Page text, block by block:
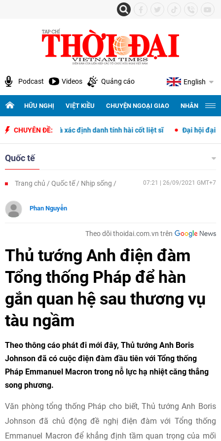
Podcast Videos Quảng cáo English
HỮU NGHỊ VIỆT KIỀU CHUYỆN NGOẠI GIAO NHÂN
CHUYÊN ĐỀ:
tập và xác định danh tính hài cốt liệt sĩ Đại hội đại biểu toàn
Quốc tế
Trang chủ Quốc tế Nhịp sống 07:21 | 26/09/2021 GMT+7
Phan Nguyễn
Theo dõi thoidai.com.vn trên
Thủ tướng Anh điện đàm
Tổng thống Pháp để hàn
gắn quan hệ sau thương vụ
tàu ngầm
Theo thông cáo phát đi mới đây, Thủ tướng Anh Boris
Johnson đã có cuộc điện đàm đầu tiên với Tổng thống
Pháp Emmanuel Macron trong nỗ lực hạ nhiệt căng thẳng
song phương.
Văn phòng tổng thống Pháp cho biết, Thủ tướng Anh Boris
Johnson đã chủ động đề nghị điện đàm với Tổng thống
Emmanuel Macron để khẳng định tầm quan trọng của mối